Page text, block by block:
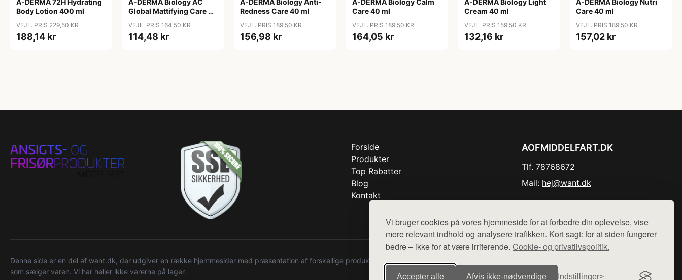
Vi bruger cookies på vores hjemmeside for at forbedre din oplevelse, vise
mere relevant indhold og analysere trafikken. Kort sagt: for at siden fungerer
bedre – ikke for at være irriterende. Cookie- og privatlivspolitik.
Accepter alle Afvis ikke‑nødvendige Indstillinger
A-DERMA 72H Hydrating
Body Lotion 400 ml
VEJL. PRIS 229,50 KR
188,14 kr
A-DERMA Biology AC
Global Mattifying Care 40
VEJL. PRIS 164,50 KR
114,48 kr
A-DERMA Biology Anti-
Redness Care 40 ml
VEJL. PRIS 189,50 KR
156,98 kr
A-DERMA Biology Calm
Care 40 ml
VEJL. PRIS 189,50 KR
164,05 kr
A-DERMA Biology Light
Cream 40 ml
VEJL. PRIS 159,50 KR
132,16 kr
A-DERMA Biology Nutri
Care 40 ml
VEJL. PRIS 189,50 KR
157,02 kr
Forside
Produkter
Top Rabatter
Blog
Kontakt
AOFMIDDELFART.DK
Tlf. 78768672
Mail: hej@want.dk
Denne side er en del af want.dk, der udgiver en række hjemmesider med præsentation af forskellige produkter fra diverse webshops. Der sælges ikke varer fra denne side - vi henviser til de shops,
som sælger varen. Vi har heller ikke varerne på lager.